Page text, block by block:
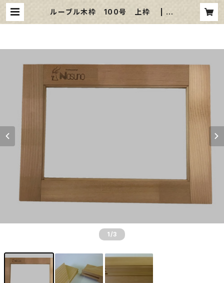
ルーブル木枠 100号 上枠 | 那
1 /3